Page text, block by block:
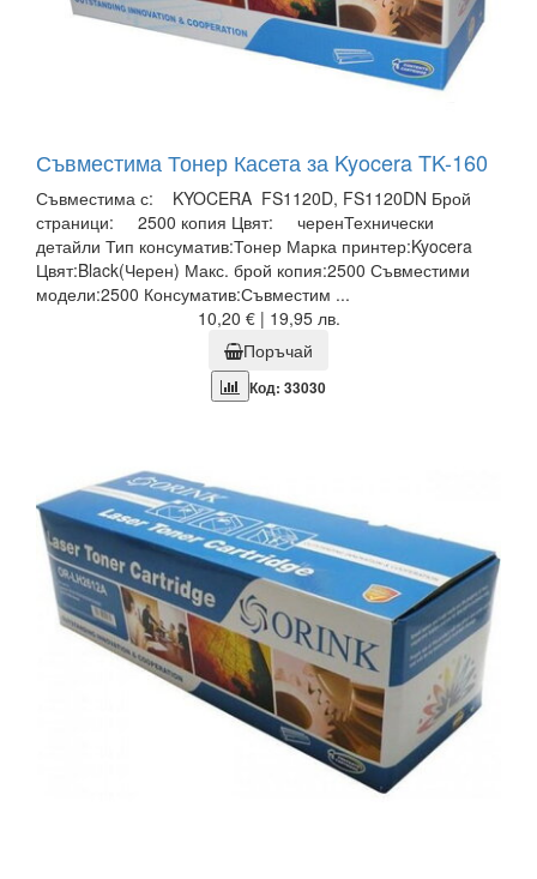
Съвместима Тонер Касета за Kyocera TK-160
Съвместима с: KYOCERA FS1120D, FS1120DN Брой
страници: 2500 копия Цвят: черенТехнически
детайли Тип консуматив:Тонер Марка принтер:Kyocera
Цвят:Black(Черен) Макс. брой копия:2500 Съвместими
модели:2500 Консуматив:Съвместим ...
10,20 € | 19,95 лв.
Поръчай
Код: 33030